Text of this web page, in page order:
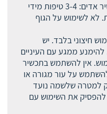
הוראות שימוש למבער או מכשיר אדים: 3-4 טיפות מידי
לא לשימוש על הגוף
חיצוני בלבד. יש
ממגע עם העיניים
אין להשתמש בתכשיר
על עור מגורה או
למטרה שלשמה נועד
להפסיק את השימוש עם